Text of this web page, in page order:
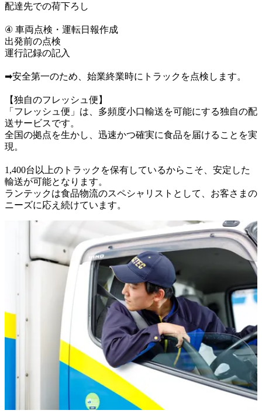
配達先での荷下ろし
④ 車両点検・運転日報作成
出発前の点検
運行記録の記入
➡安全第一のため、始業終業時にトラックを点検します。
【独自のフレッシュ便】
「フレッシュ便」は、多頻度小口輸送を可能にする独自の配
送サービスです。
全国の拠点を生かし、迅速かつ確実に食品を届けることを実
現。
1,400台以上のトラックを保有しているからこそ、安定した
輸送が可能となります。
ランテックは食品物流のスペシャリストとして、お客さまの
ニーズに応え続けています。